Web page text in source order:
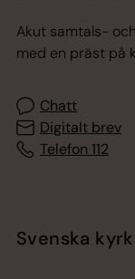
Akut samtals-
med en präst på
Chatt
Digitalt brev
Telefon 112
Svenska